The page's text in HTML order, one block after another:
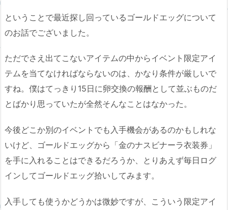
ということで最近探し回っているゴールドエッグについて
のお話でございました。
ただでさえ出てこないアイテムの中からイベント限定アイ
テムを当てなければならないのは、かなり条件が厳しいで
すね。僕はてっきり15日に卵交換の報酬として並ぶものだ
とばかり思っていたが全然そんなことはなかった。
今後どこか別のイベントでも入手機会があるのかもしれな
いけど、ゴールドエッグから「金のナスビナーラ衣装券」
を手に入れることはできるだろうか、とりあえず毎日ログ
インしてゴールドエッグ拾いしてみます。
入手しても使うかどうかは微妙ですが、こういう限定アイ